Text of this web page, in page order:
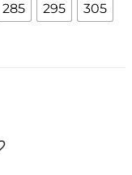
285 295
305